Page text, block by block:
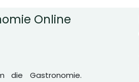
Online
die Gastronomie.